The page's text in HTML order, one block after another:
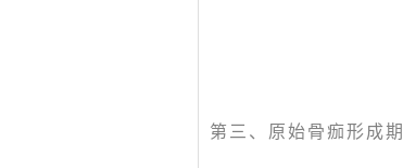
第三、原始骨痂形成期